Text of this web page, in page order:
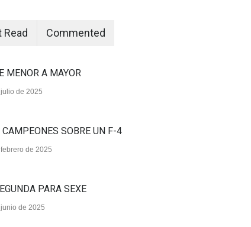
Read Commented
MENOR A MAYOR
de 2025
SOBRE UN F-4
de 2025
PARA SEXE
de 2025